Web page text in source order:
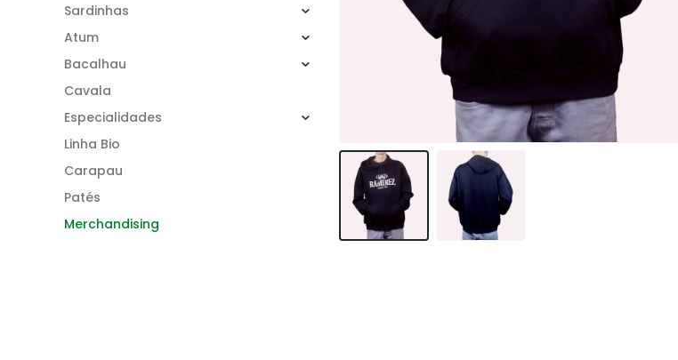
Sardinhas
Atum
Bacalhau
Cavala
Especialidades
Linha Bio
Carapau
Patés
Merchandising